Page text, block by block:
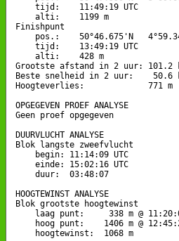
    tijd:    11:49:19 UTC
    alti:    1199 m
Finishpunt
pos.:    50°46.675'N
    tijd:    13:49:19 UTC
    alti:    428 m
Grootste afstand in 2 uur: 101.2
Beste snelheid in 2 uur:    50.6
Hoogteverlies:             771 m
OPGEGEVEN PROEF ANALYSE
Geen proef opgegeven
DUURVLUCHT ANALYSE
Blok langste zweefvlucht
    begin: 11:14:09 UTC
    einde: 15:02:16 UTC
    duur:  03:48:07
HOOGTEWINST ANALYSE
Blok grootste hoogtewinst
laag punt:     338 m @
hoog punt:    1406 m @
    hoogtewinst:  1068 m